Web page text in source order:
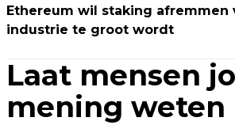
Ethereum wil staking afremmen
industrie te groot wordt
Laat mensen
mening weten